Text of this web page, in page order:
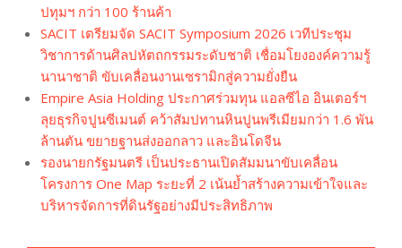
ปทุมฯ กว่า 100 ร้านค้า
SACIT เตรียมจัด SACIT Symposium 2026 เวทีประชุม
วิชาการด้านศิลปหัตถกรรมระดับชาติ เชื่อมโยงองค์ความรู้
นานาชาติ ขับเคลื่อนงานเซรามิกสู่ความยั่งยืน
Empire Asia Holding ประกาศร่วมทุน แอลซีไอ อินเตอร์ฯ
ลุยธุรกิจปูนซีเมนต์ คว้าสัมปทานหินปูนพรีเมียมกว่า 1.6 พัน
ล้านตัน ขยายฐานส่งออกลาว และอินโดจีน
รองนายกรัฐมนตรี เป็นประธานเปิดสัมมนาขับเคลื่อน
โครงการ One Map ระยะที่ 2 เน้นย้ำสร้างความเข้าใจและ
บริหารจัดการที่ดินรัฐอย่างมีประสิทธิภาพ